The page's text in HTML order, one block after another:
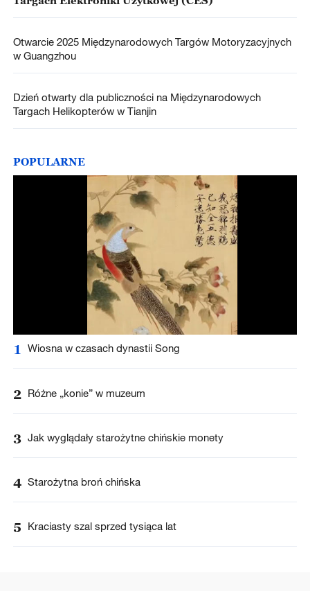
Otwarcie 2025 Międzynarodowych Targów Motoryzacyjnych
w Guangzhou
Dzień otwarty dla publiczności na Międzynarodowych
Targach Helikopterów w Tianjin
POPULARNE
1 Wiosna w czasach dynastii Song
2 Różne „konie” w muzeum
3 Jak wyglądały starożytne chińskie monety
4 Starożytna broń chińska
5 Kraciasty szal sprzed tysiąca lat